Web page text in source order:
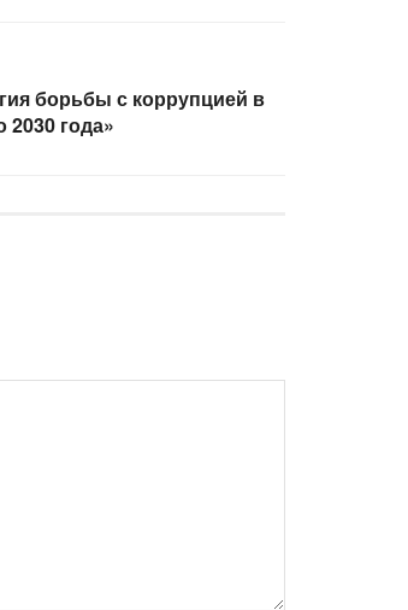
борьбы с коррупцией в
года»